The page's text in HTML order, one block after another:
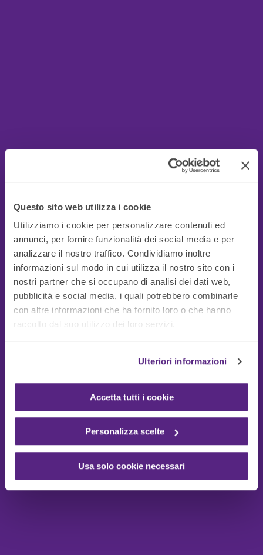
Questo sito web utilizza i cookie
Utilizziamo i cookie per personalizzare contenuti ed
annunci, per fornire funzionalità dei social media e per
analizzare il nostro traffico. Condividiamo inoltre
informazioni sul modo in cui utilizza il nostro sito con i
nostri partner che si occupano di analisi dei dati web,
pubblicità e social media, i quali potrebbero combinarle
con altre informazioni che ha fornito loro o che hanno
raccolto dal suo utilizzo dei loro servizi.
Ulteriori informazioni
Accetta tutti i cookie
Personalizza scelte
Usa solo cookie necessari
Guide Utili